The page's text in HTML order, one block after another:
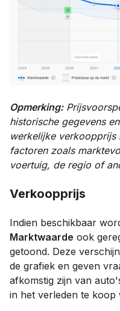
Opmerking:
historische gegevens
werkelijke verkoopprijs
factoren zoals
voertuig, de regio of
Verkoopprijs
Indien beschikbaar
Marktwaarde ook
getoond. Deze
de grafiek en geven
afkomstig zijn van
in het verleden te koop